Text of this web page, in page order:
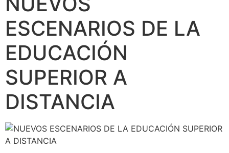
ESCENARIOS DE LA
EDUCACIÓN
SUPERIOR A
DISTANCIA